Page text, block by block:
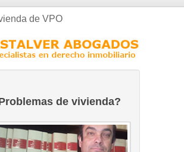
de VPO
de vivienda?